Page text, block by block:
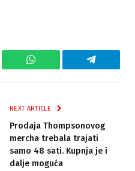
WhatsApp Telegram
NEXT ARTICLE
Prodaja Thompsonovog
mercha trebala trajati
samo 48 sati. Kupnja je i
dalje moguća